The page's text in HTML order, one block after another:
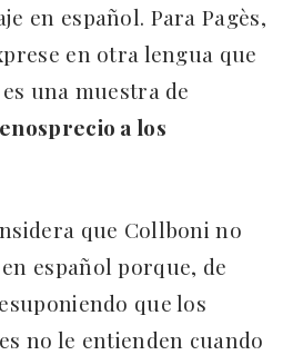
en español. Para Pagès,
en otra lengua que
una muestra de
a los
que Collboni no
español porque, de
que los
no le entienden cuando